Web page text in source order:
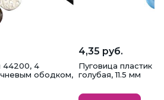
44200, 4
ободком,
4,35 руб.
Пуговица пластик
голубая, 11.5 мм